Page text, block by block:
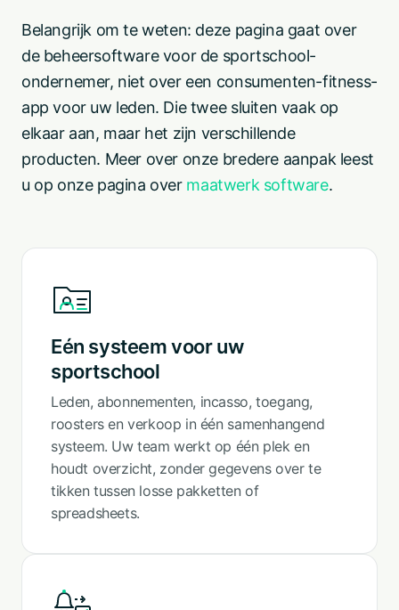
Belangrijk om te weten: deze pagina gaat over
de beheersoftware voor de sportschool-
ondernemer, niet over een consumenten-fitness-
app voor uw leden. Die twee sluiten vaak op
elkaar aan, maar het zijn verschillende
producten. Meer over onze bredere aanpak leest
u op onze pagina over maatwerk software.
Eén systeem voor uw
sportschool
Leden, abonnementen, incasso, toegang,
roosters en verkoop in één samenhangend
systeem. Uw team werkt op één plek en
houdt overzicht, zonder gegevens over te
tikken tussen losse pakketten of
spreadsheets.